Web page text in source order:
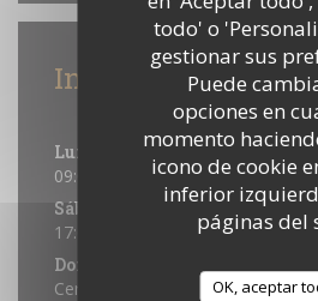
todo' o
gestionar sus
Puede
opciones en
momento
icono de cookie
inferior
páginas del
OK, aceptar
Información
Horario de
Lun
09:00 - 01:00
Sábado
17:00 - 01:00
Domingo
Cerrado